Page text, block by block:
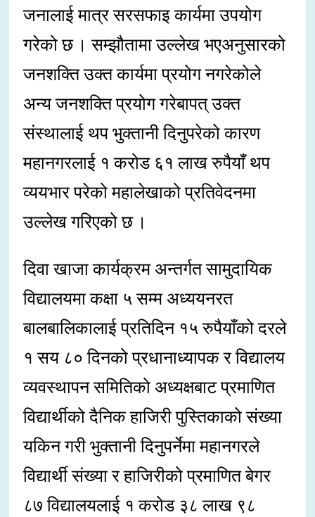
जनालाई मात्र सरसफाइ कार्यमा उपयोग
गरेको छ । सम्झौतामा उल्लेख भएअनुसारको
जनशक्ति उक्त कार्यमा प्रयोग नगरेकोले
अन्य जनशक्ति प्रयोग गरेबापत् उक्त
संस्थालाई थप भुक्तानी दिनुपरेको कारण
महानगरलाई १ करोड ६१ लाख रुपैयाँ थप
व्ययभार परेको महालेखाको प्रतिवेदनमा
उल्लेख गरिएको छ ।
दिवा खाजा कार्यक्रम अन्तर्गत सामुदायिक
विद्यालयमा कक्षा ५ सम्म अध्ययनरत
बालबालिकालाई प्रतिदिन १५ रुपैयाँको दरले
१ सय ८० दिनको प्रधानाध्यापक र विद्यालय
व्यवस्थापन समितिको अध्यक्षबाट प्रमाणित
विद्यार्थीको दैनिक हाजिरी पुस्तिकाको संख्या
यकिन गरी भुक्तानी दिनुपर्नेमा महानगरले
विद्यार्थी संख्या र हाजिरीको प्रमाणित बेगर
८७ विद्यालयलाई १ करोड ३८ लाख ९८